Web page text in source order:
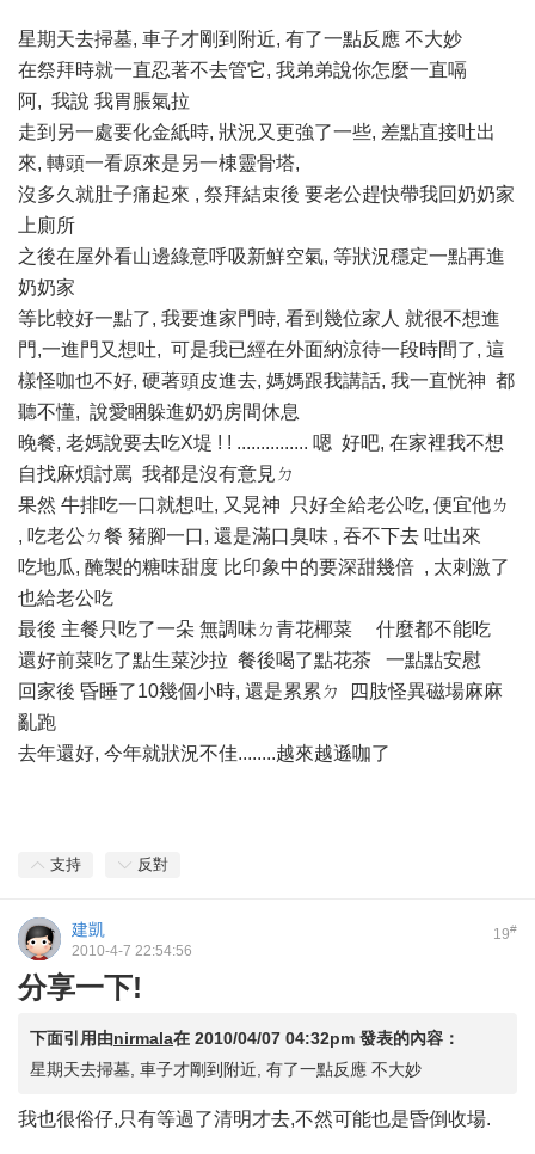
星期天去掃墓, 車子才剛到附近, 有了一點反應 不大妙
在祭拜時就一直忍著不去管它, 我弟弟說你怎麼一直嗝
阿, 我說 我胃脹氣拉
走到另一處要化金紙時, 狀況又更強了一些, 差點直接吐出
來, 轉頭一看原來是另一棟靈骨塔,
沒多久就肚子痛起來 , 祭拜結束後 要老公趕快帶我回奶奶家
上廁所
之後在屋外看山邊綠意呼吸新鮮空氣, 等狀況穩定一點再進
奶奶家
等比較好一點了, 我要進家門時, 看到幾位家人 就很不想進
門,一進門又想吐, 可是我已經在外面納涼待一段時間了, 這
樣怪咖也不好, 硬著頭皮進去, 媽媽跟我講話, 我一直恍神 都
聽不懂, 說愛睏躲進奶奶房間休息
晚餐, 老媽說要去吃X堤 ! ! ............... 嗯 好吧, 在家裡我不想
自找麻煩討罵 我都是沒有意見ㄉ
果然 牛排吃一口就想吐, 又晃神 只好全給老公吃, 便宜他ㄌ
, 吃老公ㄉ餐 豬腳一口, 還是滿口臭味 , 吞不下去 吐出來
吃地瓜, 醃製的糖味甜度 比印象中的要深甜幾倍 , 太刺激了
也給老公吃
最後 主餐只吃了一朵 無調味ㄉ青花椰菜
什麼都不能吃
還好前菜吃了點生菜沙拉 餐後喝了點花茶 一點點安慰
回家後 昏睡了10幾個小時, 還是累累ㄉ 四肢怪異磁場麻麻
亂跑
去年還好, 今年就狀況不佳........越來越遜咖了
支持 反對
19#
建凱
2010-4-7 22:54:56
分享一下!
下面引用由nirmala在 2010/04/07 04:32pm 發表的內容：
星期天去掃墓, 車子才剛到附近, 有了一點反應 不大妙
我也很俗仔,只有等過了清明才去,不然可能也是昏倒收場.